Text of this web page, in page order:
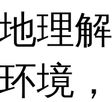
理
境